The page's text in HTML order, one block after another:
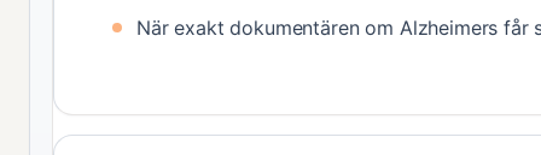
När exakt dokumentären om Alzheimers får